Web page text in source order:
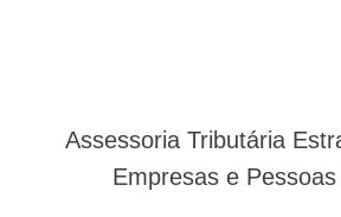
Assessoria Tributária
Empresas e